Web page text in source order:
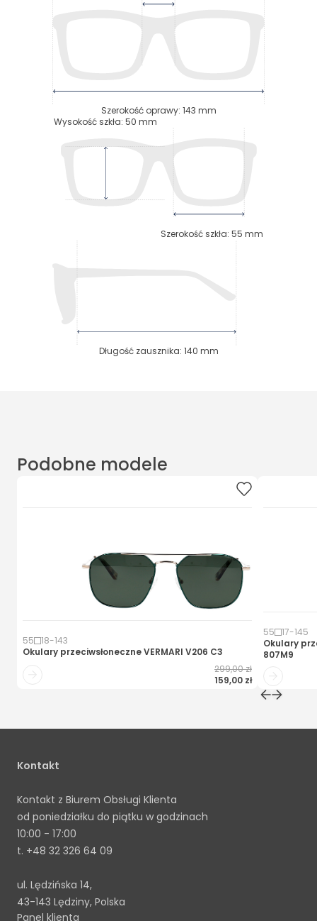
Szerokość oprawy: 143 mm
Wysokość szkła: 50 mm
Szerokość szkła: 55 mm
Długość zausznika: 140 mm
Podobne modele
55 18-143
Okulary przeciwsłoneczneVERMARI V206 C3
299,00 zł
159,00 zł
55 17-145
Okulary
807M9
Kontakt
Kontakt z Biurem Obsługi Klienta
od poniedziałku do piątku w godzinach
10:00 - 17:00
t. +48 32 326 64 09
ul. Lędzińska 14,
43-143 Lędziny, Polska
Panel klienta